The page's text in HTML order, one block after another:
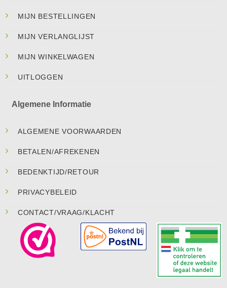
MIJN BESTELLINGEN
MIJN VERLANGLIJST
MIJN WINKELWAGEN
UITLOGGEN
Algemene Informatie
ALGEMENE VOORWAARDEN
BETALEN/AFREKENEN
BEDENKTIJD/RETOUR
PRIVACYBELEID
CONTACT/VRAAG/KLACHT